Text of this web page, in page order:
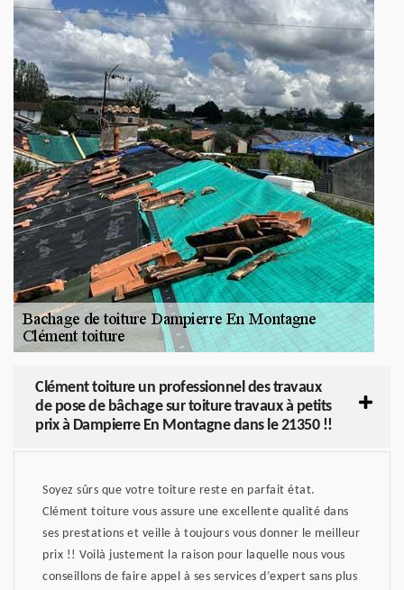
Clément toiture un professionnel des travaux
de pose de bâchage sur toiture travaux à petits
prix à Dampierre En Montagne dans le 21350 !!
Soyez sûrs que votre toiture reste en parfait état.
Clément toiture vous assure une excellente qualité dans
ses prestations et veille à toujours vous donner le meilleur
prix !! Voilà justement la raison pour laquelle nous vous
conseillons de faire appel à ses services d’expert sans plus